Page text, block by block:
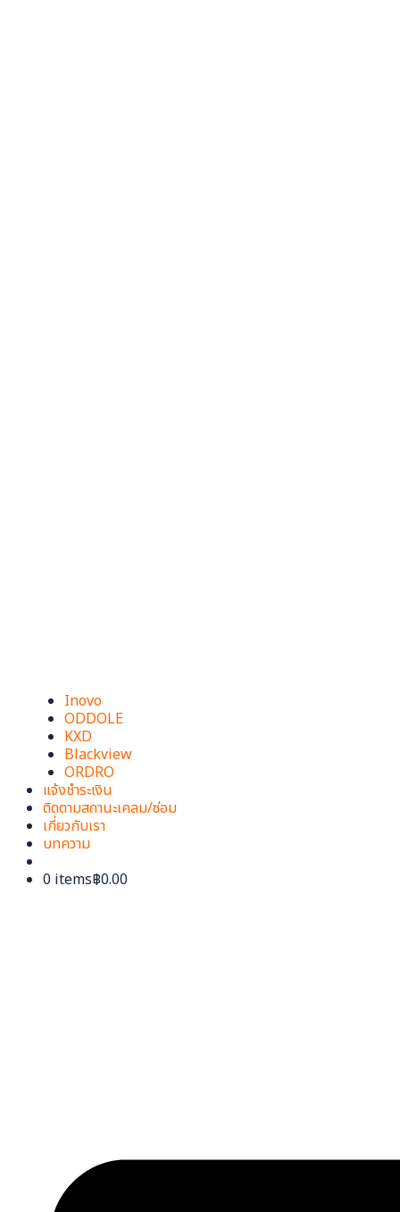
Inovo
ODDOLE
KXD
Blackview
ORDRO
แจ้งชำระเงิน
ติดตามสถานะเคลม/ซ่อม
เกี่ยวกับเรา
บทความ
0 items฿0.00